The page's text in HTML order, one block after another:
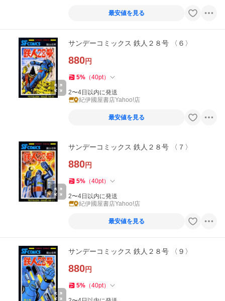
最安値を見る
サンデーコミックス 鉄人２８号 〈６〉
880円
5% （40pt）
2〜4日以内に発送
紀伊國屋書店Yahoo!店
最安値を見る
サンデーコミックス 鉄人２８号 〈７〉
880円
5% （40pt）
2〜4日以内に発送
紀伊國屋書店Yahoo!店
最安値を見る
サンデーコミックス 鉄人２８号 〈９〉
880円
5% （40pt）